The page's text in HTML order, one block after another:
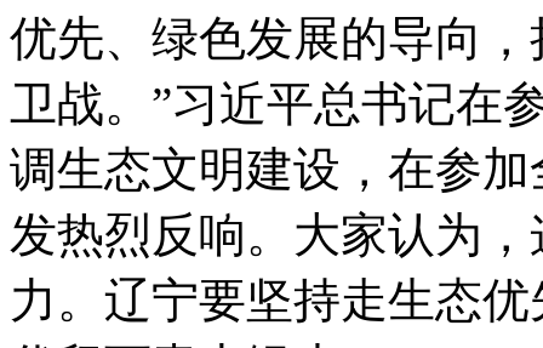
优先、绿色发展的导向
卫战。”习近平总书记在
调生态文明建设，在参
发热烈反响。大家认为
力。辽宁要坚持走生态